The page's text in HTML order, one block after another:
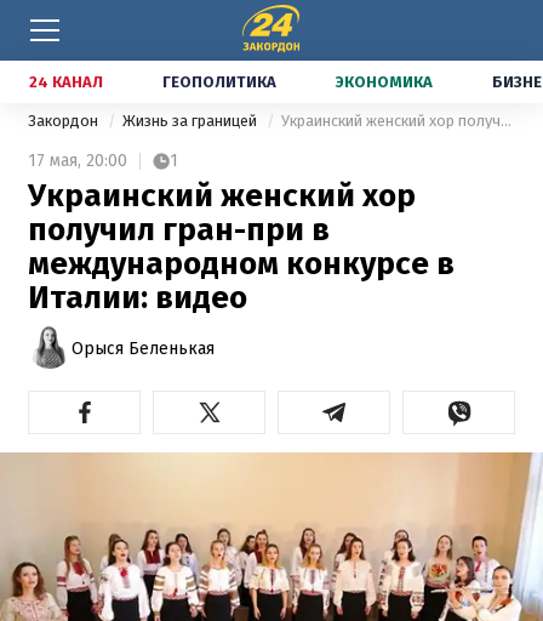
24 КАНАЛ ГЕОПОЛИТИКА ЭКОНОМИКА
Закордон Жизнь за границей Украинский женский хор получил гран-при в международном конкурсе в Италии: видео
17 мая, 20:00 1
Украинский женский хор
получил гран-при в
международном конкурсе в
Италии: видео
Орыся Беленькая